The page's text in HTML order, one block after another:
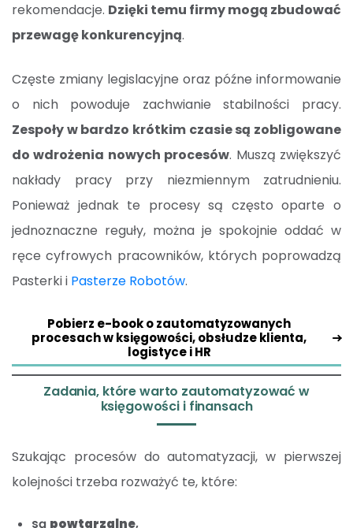
rekomendacje. Dzięki temu firmy mogą zbudować
przewagę konkurencyjną.
Częste zmiany legislacyjne oraz późne informowanie
o nich powoduje zachwianie stabilności pracy.
Zespoły w bardzo krótkim czasie są zobligowane
do wdrożenia nowych procesów. Muszą zwiększyć
nakłady pracy przy niezmiennym zatrudnieniu.
Ponieważ jednak te procesy są często oparte o
jednoznaczne reguły, można je spokojnie oddać w
ręce cyfrowych pracowników, których poprowadzą
Pasterki i Pasterze Robotów.
Pobierz e-book o zautomatyzowanych
procesach w księgowości, obsłudze klienta,
logistyce i HR
Zadania, które warto zautomatyzować w
księgowości i finansach
Szukając procesów do automatyzacji, w pierwszej
kolejności trzeba rozważyć te, które:
są powtarzalne,